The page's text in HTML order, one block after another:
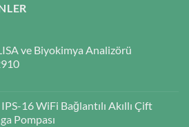
ve Biyokimya Analizörü
16 WiFi Bağlantılı Akıllı Çift
Pompası